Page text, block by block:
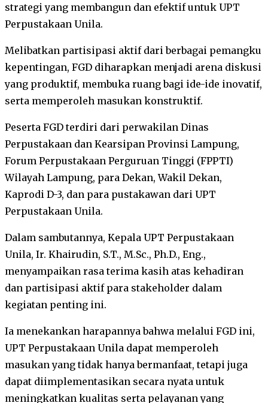
strategi yang membangun dan efektif untuk UPT
Perpustakaan Unila.
Melibatkan partisipasi aktif dari berbagai pemangku
kepentingan, FGD diharapkan menjadi arena diskusi
yang produktif, membuka ruang bagi ide-ide inovatif,
serta memperoleh masukan konstruktif.
Peserta FGD terdiri dari perwakilan Dinas
Perpustakaan dan Kearsipan Provinsi Lampung,
Forum Perpustakaan Perguruan Tinggi (FPPTI)
Wilayah Lampung, para Dekan, Wakil Dekan,
Kaprodi D-3, dan para pustakawan dari UPT
Perpustakaan Unila.
Dalam sambutannya, Kepala UPT Perpustakaan
Unila, Ir. Khairudin, S.T., M.Sc., Ph.D., Eng.,
menyampaikan rasa terima kasih atas kehadiran
dan partisipasi aktif para stakeholder dalam
kegiatan penting ini.
Ia menekankan harapannya bahwa melalui FGD ini,
UPT Perpustakaan Unila dapat memperoleh
masukan yang tidak hanya bermanfaat, tetapi juga
dapat diimplementasikan secara nyata untuk
meningkatkan kualitas serta pelayanan yang